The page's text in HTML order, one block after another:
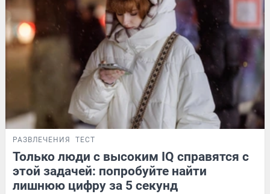
РАЗВЛЕЧЕНИЯ ТЕСТ
Только люди с высоким IQ справятся с
этой задачей: попробуйте найти
лишнюю цифру за 5 секунд